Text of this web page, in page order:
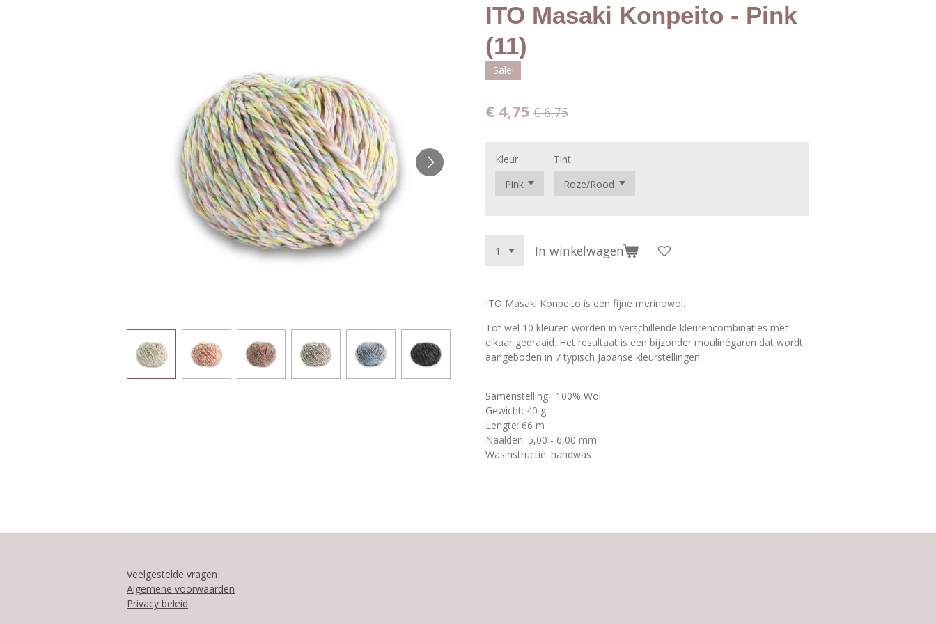
ITO Masaki Konpeito - Pink
(11)
Sale!
€ 4,75 € 6,75
Kleur Tint
In winkelwagen
ITO Masaki Konpeito is een fijne merinowol.
Tot wel 10 kleuren worden in verschillende kleurencombinaties met
elkaar gedraaid. Het resultaat is een bijzonder moulinégaren dat wordt
aangeboden in 7 typisch Japanse kleurstellingen.
Samenstelling : 100% Wol
Gewicht: 40 g
Lengte: 66 m
Naalden: 5,00 - 6,00 mm
Wasinstructie: handwas
Veelgestelde vragen
Algemene voorwaarden
Privacy beleid